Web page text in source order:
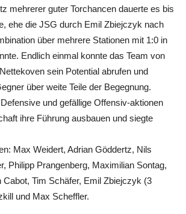
mehrerer guter Torchancen dauerte es bis
ehe die JSG durch Emil Zbiejczyk nach
über mehrere Stationen mit 1:0 in
Endlich einmal konnte das Team von
sein Potential abrufen und
über weite Teile der Begegnung.
und gefällige Offensiv-aktionen
ihre Führung ausbauen und siegte
Max Weidert, Adrian Göddertz, Nils
Philipp Prangenberg, Maximilian Sontag,
Tim Schäfer, Emil Zbiejczyk (3
und Max Scheffler.